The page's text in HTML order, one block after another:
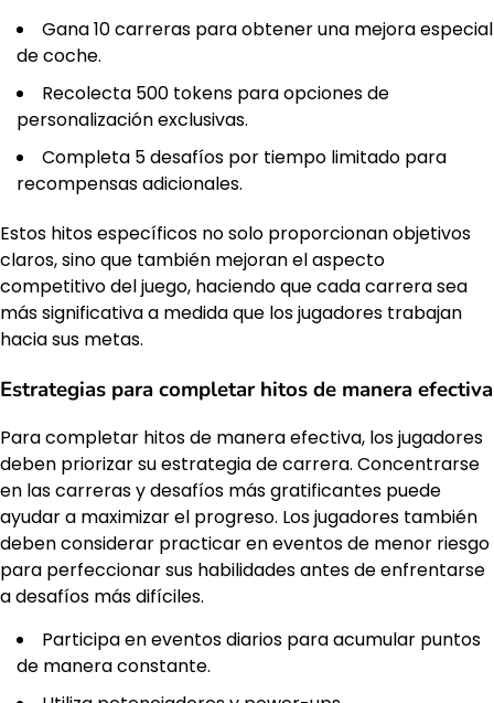
Gana 10 carreras para obtener una mejora especial
de coche.
Recolecta 500 tokens para opciones de
personalización exclusivas.
Completa 5 desafíos por tiempo limitado para
recompensas adicionales.
Estos hitos específicos no solo proporcionan objetivos
claros, sino que también mejoran el aspecto
competitivo del juego, haciendo que cada carrera sea
más significativa a medida que los jugadores trabajan
hacia sus metas.
Estrategias para completar hitos de manera efectiva
Para completar hitos de manera efectiva, los jugadores
deben priorizar su estrategia de carrera. Concentrarse
en las carreras y desafíos más gratificantes puede
ayudar a maximizar el progreso. Los jugadores también
deben considerar practicar en eventos de menor riesgo
para perfeccionar sus habilidades antes de enfrentarse
a desafíos más difíciles.
Participa en eventos diarios para acumular puntos
de manera constante.